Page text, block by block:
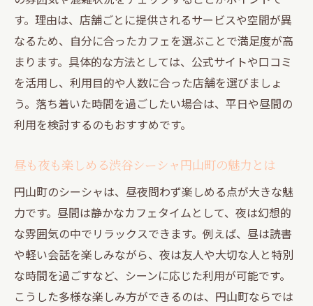
す。理由は、店舗ごとに提供されるサービスや空間が異
なるため、自分に合ったカフェを選ぶことで満足度が高
まります。具体的な方法としては、公式サイトや口コミ
を活用し、利用目的や人数に合った店舗を選びましょ
う。落ち着いた時間を過ごしたい場合は、平日や昼間の
利用を検討するのもおすすめです。
昼も夜も楽しめる渋谷シーシャ円山町の魅力とは
円山町のシーシャは、昼夜問わず楽しめる点が大きな魅
力です。昼間は静かなカフェタイムとして、夜は幻想的
な雰囲気の中でリラックスできます。例えば、昼は読書
や軽い会話を楽しみながら、夜は友人や大切な人と特別
な時間を過ごすなど、シーンに応じた利用が可能です。
こうした多様な楽しみ方ができるのは、円山町ならでは